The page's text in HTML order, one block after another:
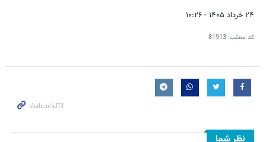
۲۴ خرداد ۱۴۰۵ - ۱۰:۲۶
کد مطلب: 81913